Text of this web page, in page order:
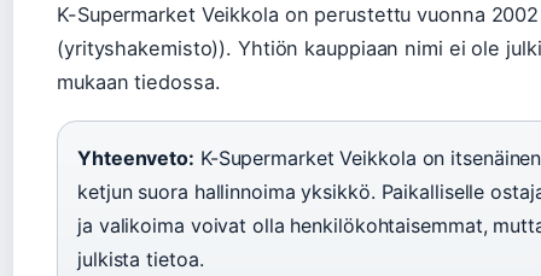
K-Supermarket Veikkola on perustettu vuonna
(yrityshakemisto)). Yhtiön kauppiaan nimi ei ole
mukaan tiedossa.
Yhteenveto: K-Supermarket Veikkola on
ketjun suora hallinnoima yksikkö. Paikalliselle
ja valikoima voivat olla henkilökohtaisemmat,
julkista tietoa.